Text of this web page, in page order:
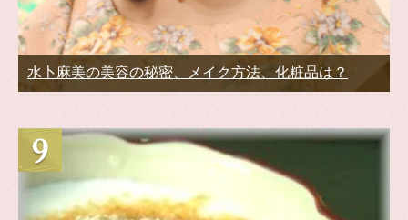
水卜麻美の美容の秘密、メイク方法、化粧品は？